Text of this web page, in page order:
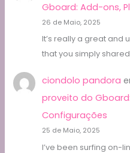
Gboard: Add-ons,
26 de Maio, 2025
It’s really a great and
that you simply
ciondolo pandora
proveito do
Configurações
25 de Maio, 2025
I’ve been surfing on-